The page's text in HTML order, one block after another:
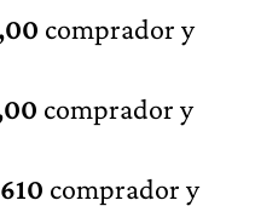
comprador y
comprador y
comprador y